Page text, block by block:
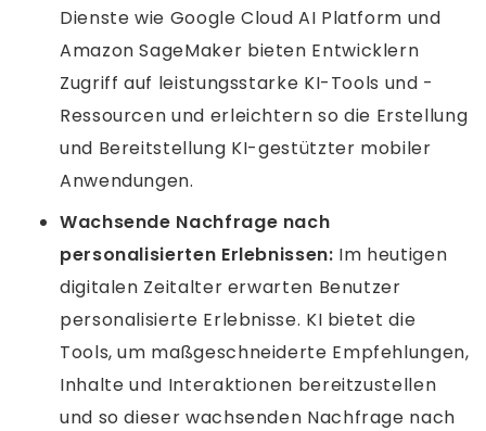
Dienste wie Google Cloud AI Platform und
Amazon SageMaker bieten Entwicklern
Zugriff auf leistungsstarke KI-Tools und -
Ressourcen und erleichtern so die Erstellung
und Bereitstellung KI-gestützter mobiler
Anwendungen.
Wachsende Nachfrage nach
personalisierten Erlebnissen: Im heutigen
digitalen Zeitalter erwarten Benutzer
personalisierte Erlebnisse. KI bietet die
Tools, um maßgeschneiderte Empfehlungen,
Inhalte und Interaktionen bereitzustellen
und so dieser wachsenden Nachfrage nach